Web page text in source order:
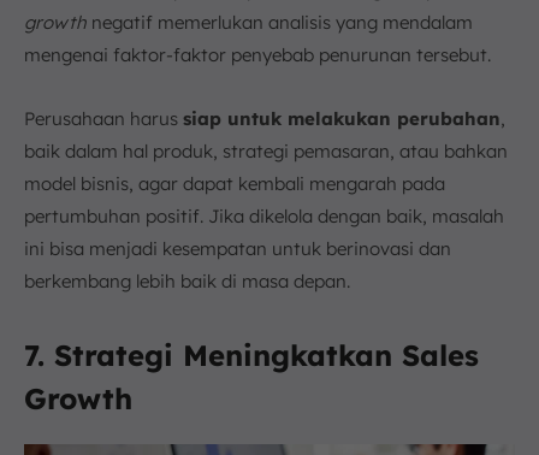
growth negatif memerlukan analisis yang mendalam
mengenai faktor-faktor penyebab penurunan tersebut.
Perusahaan harus siap untuk melakukan perubahan,
baik dalam hal produk, strategi pemasaran, atau bahkan
model bisnis, agar dapat kembali mengarah pada
pertumbuhan positif. Jika dikelola dengan baik, masalah
ini bisa menjadi kesempatan untuk berinovasi dan
berkembang lebih baik di masa depan.
7. Strategi Meningkatkan Sales
Growth